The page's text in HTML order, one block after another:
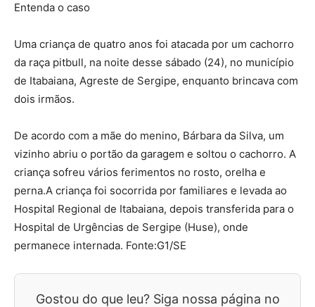
Entenda o caso
Uma criança de quatro anos foi atacada por um cachorro
da raça pitbull, na noite desse sábado (24), no município
de Itabaiana, Agreste de Sergipe, enquanto brincava com
dois irmãos.
De acordo com a mãe do menino, Bárbara da Silva, um
vizinho abriu o portão da garagem e soltou o cachorro. A
criança sofreu vários ferimentos no rosto, orelha e
perna.A criança foi socorrida por familiares e levada ao
Hospital Regional de Itabaiana, depois transferida para o
Hospital de Urgências de Sergipe (Huse), onde
permanece internada. Fonte:G1/SE
Gostou do que leu? Siga nossa página no